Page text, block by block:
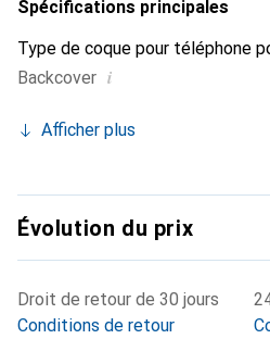
Spécifications principales
Type de coque pour téléphone
Backcover i
Afficher plus
Évolution du prix
Droit de retour de 30 jours
Conditions de retour